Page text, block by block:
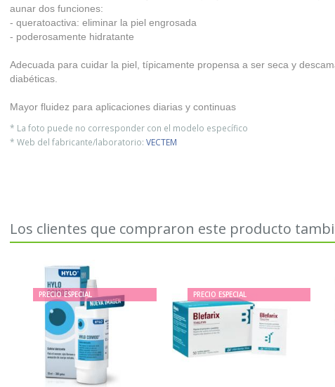
aunar dos funciones:
- queratoactiva: eliminar la piel engrosada
- poderosamente hidratante
Adecuada para cuidar la piel, típicamente propensa a ser seca y
diabéticas.
Mayor fluidez para aplicaciones diarias y continuas
* La foto puede no corresponder con el modelo específico
* Web del fabricante/laboratorio: VECTEM
Los clientes que compraron este producto
PRECIO ESPECIAL PRECIO ESPECIAL